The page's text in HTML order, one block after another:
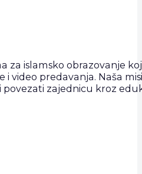
za islamsko obrazovanje
i video predavanja. Naša
povezati zajednicu kroz